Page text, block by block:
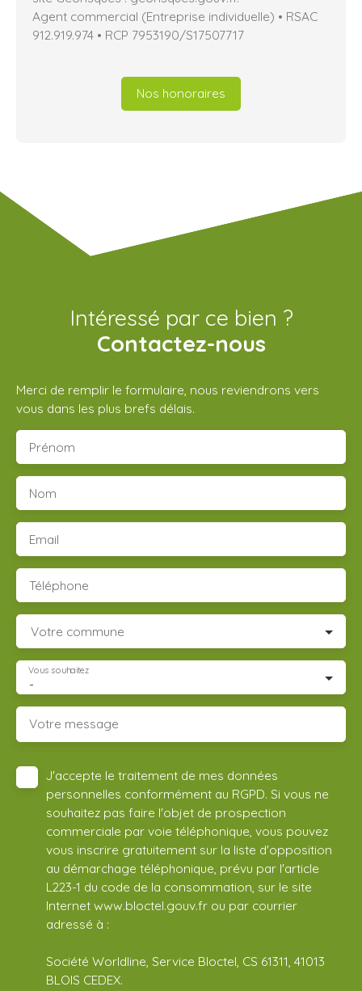
Agent commercial (Entreprise individuelle) • RSAC
912.919.974 • RCP 7953190/S17507717
Nos honoraires
Intéressé par ce bien ?
Contactez-nous
Merci de remplir le formulaire, nous reviendrons vers
vous dans les plus brefs délais.
Prénom
Nom
Email
Téléphone
Votre commune
-
Vous souhaitez
Votre message
J'accepte le traitement de mes données
personnelles conformément au RGPD. Si vous ne
souhaitez pas faire l'objet de prospection
commerciale par voie téléphonique, vous pouvez
vous inscrire gratuitement sur la liste d'opposition
au démarchage téléphonique, prévu par l'article
L223-1 du code de la consommation, sur le site
Internet www.bloctel.gouv.fr ou par courrier
adressé à :
Société Worldline, Service Bloctel, CS 61311, 41013
BLOIS CEDEX.